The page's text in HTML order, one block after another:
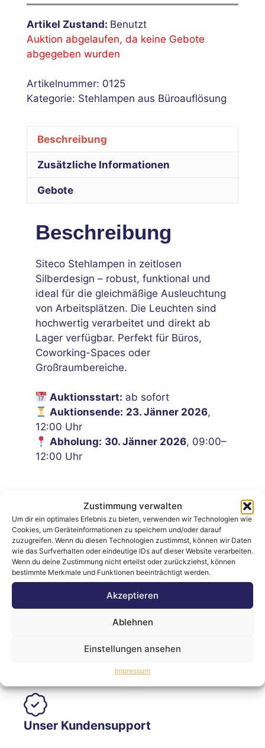
Zustimmung verwalten
Um dir ein optimales Erlebnis zu bieten, verwenden wir Technologien wie
Cookies, um Geräteinformationen zu speichern und/oder darauf
zuzugreifen. Wenn du diesen Technologien zustimmst, können wir Daten
wie das Surfverhalten oder eindeutige IDs auf dieser Website verarbeiten.
Wenn du deine Zustimmung nicht erteilst oder zurückziehst, können
bestimmte Merkmale und Funktionen beeinträchtigt werden.
Akzeptieren
Ablehnen
Einstellungen ansehen
Impressum
Artikel Zustand: Benutzt
Auktion abgelaufen, da keine Gebote
abgegeben wurden
Artikelnummer: 0125
Kategorie: Stehlampen aus Büroauflösung
Beschreibung
Zusätzliche Informationen
Gebote
Beschreibung
Siteco Stehlampen in zeitlosen
Silberdesign – robust, funktional und
ideal für die gleichmäßige Ausleuchtung
von Arbeitsplätzen. Die Leuchten sind
hochwertig verarbeitet und direkt ab
Lager verfügbar. Perfekt für Büros,
Coworking-Spaces oder
Großraumbereiche.
Auktionsstart: ab sofort
Auktionsende: 23. Jänner 2026,
12:00 Uhr
Abholung: 30. Jänner 2026, 09:00–
12:00 Uhr
Laufend neue
Auktionen
Bieten, Gewinnen
und Sparen - immer
Professionelle
Auktionen
Bei uns läuft’s fair &
easy – geprüfte
Schnäppchen.
Unser Kundensupport